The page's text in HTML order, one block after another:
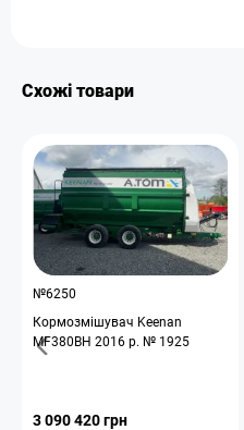
Схожі товари
№6250
Кормозмішувач Keenan
MF380BH 2016 р. № 1925
3 090 420 грн